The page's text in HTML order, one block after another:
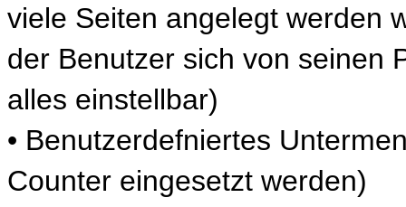
viele Seiten angelegt werden
der Benutzer sich von seinen
alles einstellbar)
• Benutzerdefniertes
Counter eingesetzt werden)